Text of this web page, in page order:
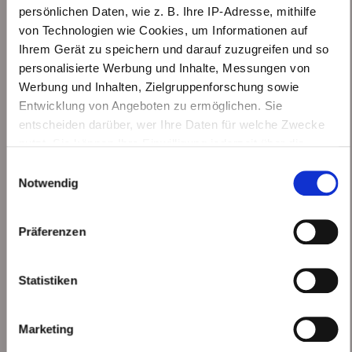
persönlichen Daten, wie z. B. Ihre IP-Adresse, mithilfe
von Technologien wie Cookies, um Informationen auf
Ihrem Gerät zu speichern und darauf zuzugreifen und so
personalisierte Werbung und Inhalte, Messungen von
Werbung und Inhalten, Zielgruppenforschung sowie
Entwicklung von Angeboten zu ermöglichen. Sie
entscheiden darüber, wer Ihre Daten für welche Zwecke
Trigger Symbol ändern oder widerrufen
können
Ihr Gerät durch aktives Scannen nach bestimmten
Erfahren Sie mehr darüber, wie Ihre persönlichen Daten
Notwendig
Präferenzen
Statistiken
Marketing
Kontakt
servus@mice.bayern
089-21542992
Über mice.bayern